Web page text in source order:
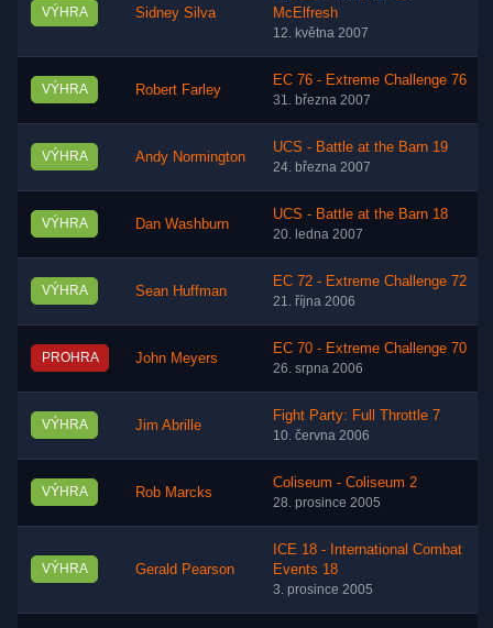
VÝHRA Sidney Silva
McElfresh
12. května 2007
VÝHRA Robert Farley
EC 76 - Extreme Challenge 76
31. března 2007
VÝHRA Andy Normington
UCS - Battle at the Barn 19
24. března 2007
VÝHRA Dan Washburn
UCS - Battle at the Barn 18
20. ledna 2007
VÝHRA Sean Huffman
EC 72 - Extreme Challenge 72
21. října 2006
PROHRA John Meyers
EC 70 - Extreme Challenge 70
26. srpna 2006
VÝHRA Jim Abrille
Fight Party: Full Throttle 7
10. června 2006
VÝHRA Rob Marcks
Coliseum - Coliseum 2
28. prosince 2005
VÝHRA Gerald Pearson
ICE 18 - International Combat
Events 18
3. prosince 2005